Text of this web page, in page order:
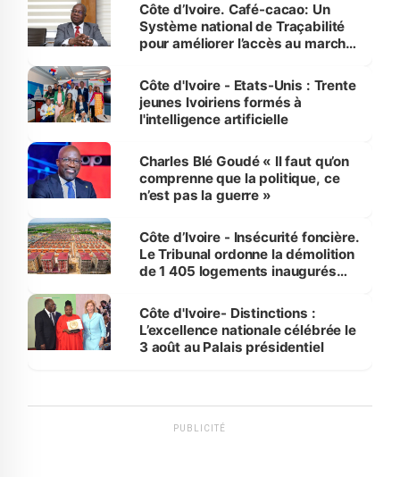
Côte d’Ivoire. Café-cacao: Un
Système national de Traçabilité
pour améliorer l’accès au marché
Côte d'Ivoire - Etats-Unis : Trente
jeunes Ivoiriens formés à
l'intelligence artificielle
Charles Blé Goudé « Il faut qu’on
comprenne que la politique, ce
n’est pas la guerre »
Côte d’Ivoire - Insécurité foncière.
Le Tribunal ordonne la démolition
de 1 405 logements inaugurés
Bassam
Côte d'Ivoire- Distinctions :
L’excellence nationale célébrée le
3 août au Palais présidentiel
PUBLICITÉ